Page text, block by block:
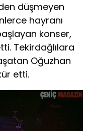
düşmeyen
hayranı
konser,
Tekirdağlılara
Oğuzhan
etti.